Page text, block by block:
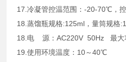
17.冷凝管控温范围：-20-70℃，
18.蒸馏瓶规格:125ml，量筒规格
18.电 源：AC220V 50Hz 最大
19.使用环境温度：10～40℃